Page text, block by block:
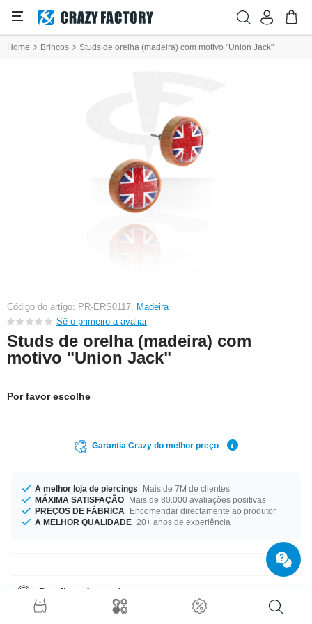
Home Brincos Studs de orelha (madeira) com motivo "Union Jack"
Código do artigo: PR-ERS0117, Madeira
Sê o primeiro a avaliar
Studs de orelha (madeira) com
motivo "Union Jack"
Por favor escolhe
Garantia Crazy do melhor preço
A melhor loja de piercings
Mais de 7M de clientes
MÁXIMA SATISFAÇÃO Mais de 80.000 avaliações positivas
PREÇOS DE FÁBRICA
Encomendar directamente ao produtor
A MELHOR QUALIDADE 20+ anos de experiência
Detalhes do produto
O diâmetro é 15 mm. Faia? Mogno? Qual o teu estilo? Um produto muito